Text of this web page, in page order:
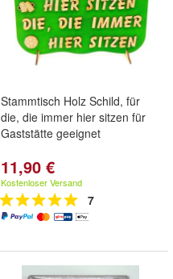
Stammtisch Holz Schild, für
die, die immer hier sitzen für
Gaststätte geeignet
11,90 €
Kostenloser Versand
7